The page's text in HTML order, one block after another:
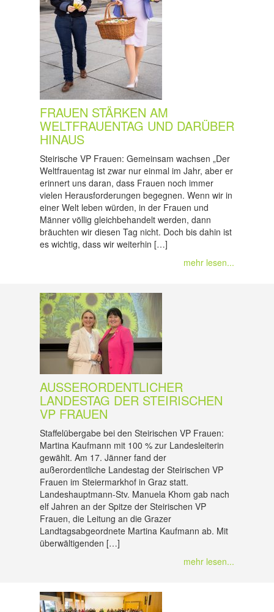
FRAUEN STÄRKEN AM
WELTFRAUENTAG UND DARÜBER
HINAUS
Steirische VP Frauen: Gemeinsam wachsen „Der
Weltfrauentag ist zwar nur einmal im Jahr, aber er
erinnert uns daran, dass Frauen noch immer
vielen Herausforderungen begegnen. Wenn wir in
einer Welt leben würden, in der Frauen und
Männer völlig gleichbehandelt werden, dann
bräuchten wir diesen Tag nicht. Doch bis dahin ist
es wichtig, dass wir weiterhin […]
mehr lesen...
AUSSERORDENTLICHER L
ANDESTAG DER STEIRISCHEN V
P FRAUEN
Staffelübergabe bei den Steirischen VP Frauen:
Martina Kaufmann mit 100 % zur Landesleiterin
gewählt. Am 17. Jänner fand der
außerordentliche Landestag der Steirischen VP
Frauen im Steiermarkhof in Graz statt.
Landeshauptmann-Stv. Manuela Khom gab nach
elf Jahren an der Spitze der Steirischen VP
Frauen, die Leitung an die Grazer
Landtagsabgeordnete Martina Kaufmann ab. Mit
überwältigenden […]
mehr lesen...